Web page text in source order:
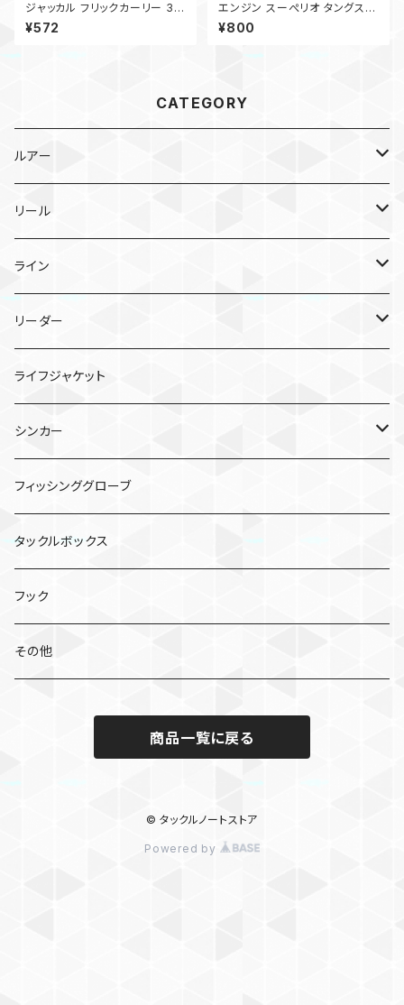
ジャッカル フリックカーリー 3.8
インチ
¥572
エンジン スーぺリオ タングステ
ン シングルガード ラウンドジグ
ヘッド
¥800
CATEGORY
ルアー
メタルジグ
TGトウキチロウ
TGライダー
コソジグ ミニ
ビンビンメタルTG タイプスロー
タイラバ
TGビンビンスイッチ
TGビンビンスイッチ キャンディ
ポッパー
バイブレーション
エギ
クリンチ フラッシュブースト
虫系
ワーム
ミノー／シャッド
スピナーベイト
リール
スピニングリール
ベイトリール
ライン
PEライン
シーガー PE X8
シーガー PEX8 ルアーエディション
リーダー
シーガー グランドマックスFX
ライフジャケット
シンカー
バレットシンカー
ビフテキシンカー
2WAY SINKER TG
フィッシンググローブ
タックルボックス
フック
その他
商品一覧に戻る
© タックルノートストア
Powered by